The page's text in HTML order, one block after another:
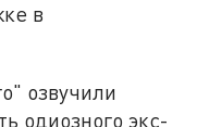
в
озвучили
одиозного экс-